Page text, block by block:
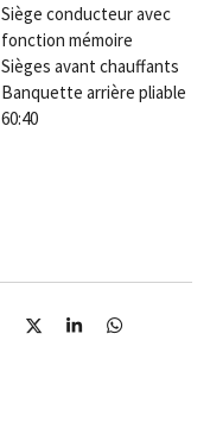
Siège conducteur avec
fonction mémoire
Sièges avant chauffants
Banquette arrière pliable
60:40
P
P
P